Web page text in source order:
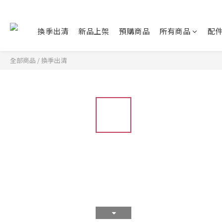
換季出清 新品上架 預購商品 所有商品 配
全部商品 /換季出清